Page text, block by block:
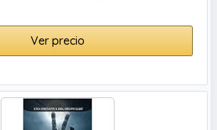
Ver precio